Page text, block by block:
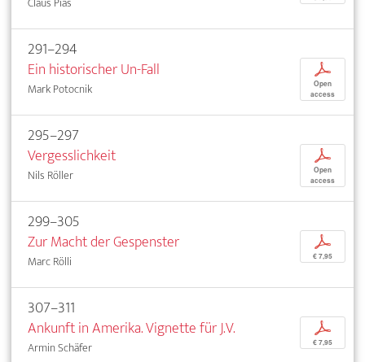
291–294
Ein historischer Un-Fall
Mark Potocnik
p
Open
access
295–297
Vergesslichkeit
Nils Röller
p
Open
access
299–305
Zur Macht der Gespenster
Marc Rölli
p
€ 7,95
307–311
Ankunft in Amerika. Vignette für J.V.
Armin Schäfer
p
€ 7,95